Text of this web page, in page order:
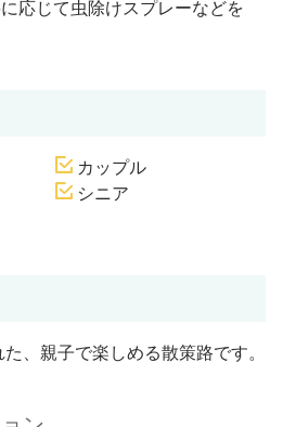
応じて虫除けスプレーなどを
カップル
シニア
、親子で楽しめる散策路です。